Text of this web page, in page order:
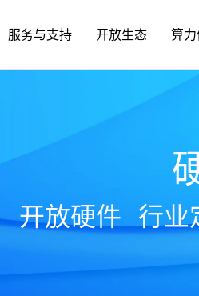
服务与支持 开放生态 算
开放硬件 行业